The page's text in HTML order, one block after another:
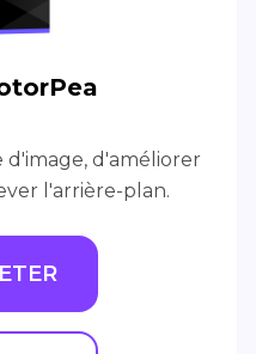
d'image, d'améliorer
l'arrière-plan.